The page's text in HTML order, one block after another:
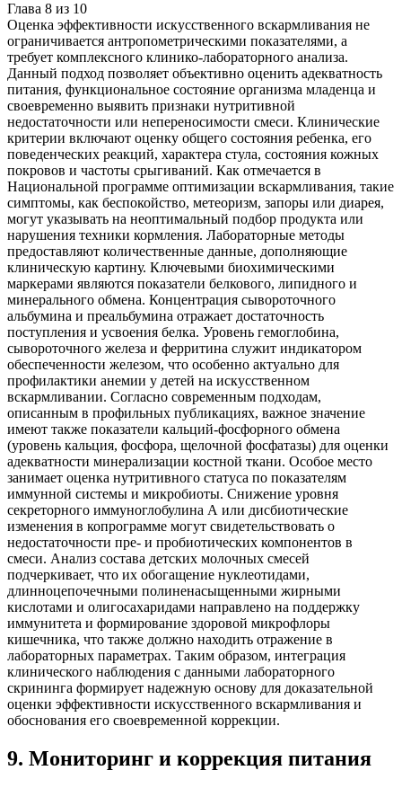
Глава 8 из 10
Оценка эффективности искусственного вскармливания не
ограничивается антропометрическими показателями, а
требует комплексного клинико-лабораторного анализа.
Данный подход позволяет объективно оценить адекватность
питания, функциональное состояние организма младенца и
своевременно выявить признаки нутритивной
недостаточности или непереносимости смеси. Клинические
критерии включают оценку общего состояния ребенка, его
поведенческих реакций, характера стула, состояния кожных
покровов и частоты срыгиваний. Как отмечается в
Национальной программе оптимизации вскармливания, такие
симптомы, как беспокойство, метеоризм, запоры или диарея,
могут указывать на неоптимальный подбор продукта или
нарушения техники кормления. Лабораторные методы
предоставляют количественные данные, дополняющие
клиническую картину. Ключевыми биохимическими
маркерами являются показатели белкового, липидного и
минерального обмена. Концентрация сывороточного
альбумина и преальбумина отражает достаточность
поступления и усвоения белка. Уровень гемоглобина,
сывороточного железа и ферритина служит индикатором
обеспеченности железом, что особенно актуально для
профилактики анемии у детей на искусственном
вскармливании. Согласно современным подходам,
описанным в профильных публикациях, важное значение
имеют также показатели кальций-фосфорного обмена
(уровень кальция, фосфора, щелочной фосфатазы) для оценки
адекватности минерализации костной ткани. Особое место
занимает оценка нутритивного статуса по показателям
иммунной системы и микробиоты. Снижение уровня
секреторного иммуноглобулина А или дисбиотические
изменения в копрограмме могут свидетельствовать о
недостаточности пре- и пробиотических компонентов в
смеси. Анализ состава детских молочных смесей
подчеркивает, что их обогащение нуклеотидами,
длинноцепочечными полиненасыщенными жирными
кислотами и олигосахаридами направлено на поддержку
иммунитета и формирование здоровой микрофлоры
кишечника, что также должно находить отражение в
лабораторных параметрах. Таким образом, интеграция
клинического наблюдения с данными лабораторного
скрининга формирует надежную основу для доказательной
оценки эффективности искусственного вскармливания и
обоснования его своевременной коррекции.
9. Мониторинг и коррекция питания